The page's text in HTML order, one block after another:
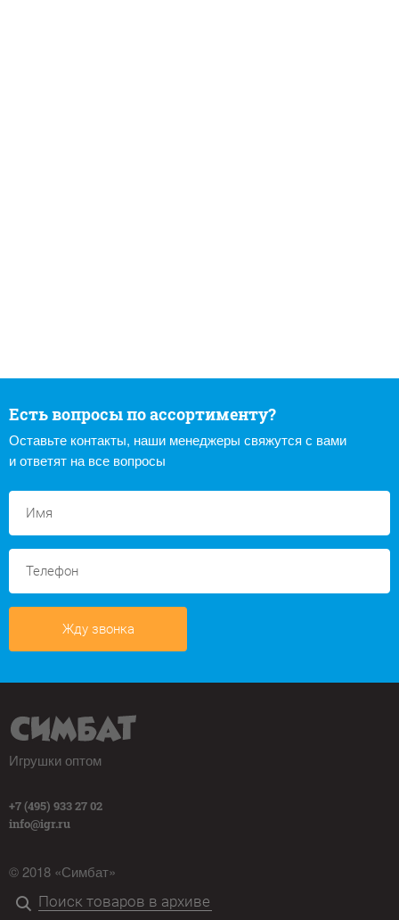
Есть вопросы по ассортименту?
Оставьте контакты, наши менеджеры свяжутся с вами
и ответят на все вопросы
Жду звонка
Игрушки оптом
+7 (495) 933 27 02
info@igr.ru
© 2018 «Симбат»